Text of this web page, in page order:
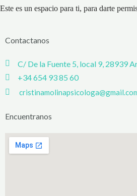
Este es un espacio para ti, para darte
Contactanos
C/ De la Fuente 5, local 9, 28939
+34654 93 85 60
cristinamolinapsi
Encuentranos